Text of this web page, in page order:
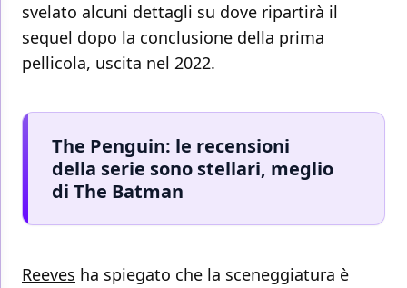
svelato alcuni dettagli su dove ripartirà il
sequel dopo la conclusione della prima
pellicola, uscita nel 2022.
The Penguin: le recensioni
della serie sono stellari, meglio
di The Batman
Reeves ha spiegato che la sceneggiatura è